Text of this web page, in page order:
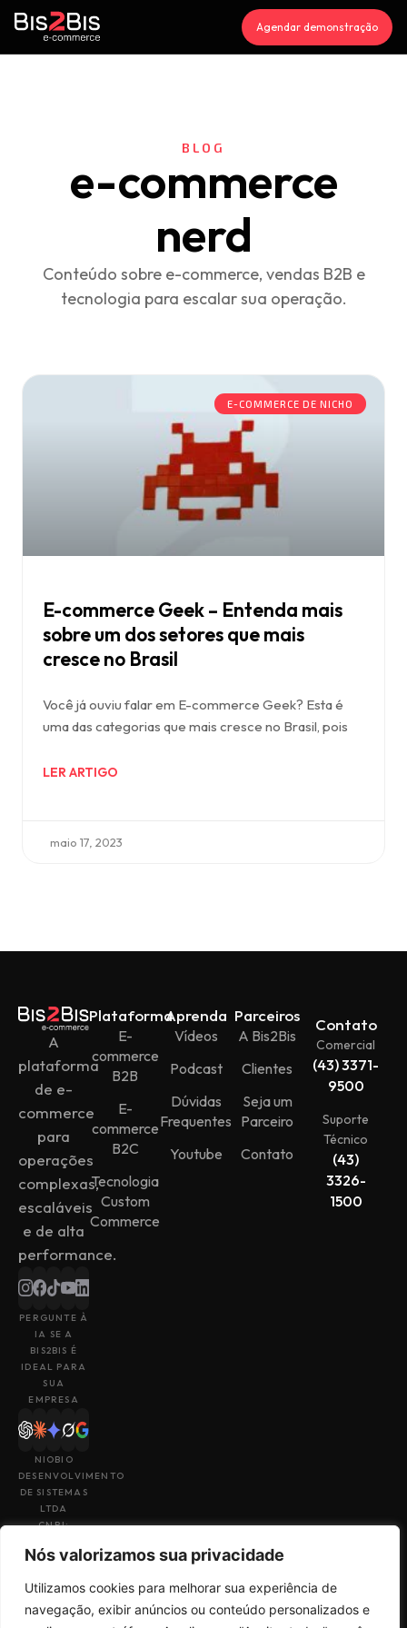
Nós valorizamos sua privacidade
Utilizamos cookies para melhorar sua experiência de
navegação, exibir anúncios ou conteúdo personalizados e
Agendar demonstração
BLOG
e-commerce
nerd
Conteúdo sobre e-commerce, vendas B2B e
tecnologia para escalar sua operação.
E-COMMERCE DE NICHO
E-commerce Geek – Entenda mais
sobre um dos setores que mais
cresce no Brasil
Você já ouviu falar em E-commerce Geek? Esta é
uma das categorias que mais cresce no Brasil, pois
LER ARTIGO
maio 17, 2023
A
plataforma
de e-
commerce
para
operações
complexas,
escaláveis
e de alta
performance.
PERGUNTE À
IA SE A
BIS2BIS É
IDEAL PARA
SUA
EMPRESA
NIOBIO
DESENVOLVIMENTO
DE SISTEMAS
LTDA
CNPJ:
49
Plataforma
E-
commerce
B2B
E-
commerce
B2C
Tecnologia
Custom
Commerce
Aprenda
Vídeos
Podcast
Dúvidas
Frequentes
Youtube
Parceiros
A Bis2Bis
Clientes
Seja um
Parceiro
Contato
Contato
Comercial
(43) 3371-
9500
Suporte
Técnico
(43)
3326-
1500